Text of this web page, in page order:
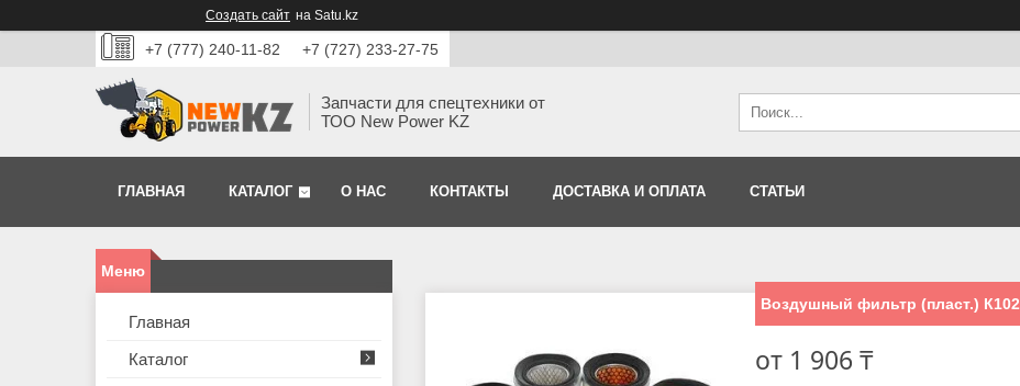
Создать сайт на Satu.kz
+7 (777) 240-11-82 +7 (727) 233-27-75
Запчасти для спецтехники от
ТОО New Power KZ
ГЛАВНАЯ КАТАЛОГ О НАС КОНТАКТЫ ДОСТАВКА И ОПЛАТА СТАТЬИ
Воздушный фильтр (пласт.)
от 1 906 ₸
Главная
Каталог